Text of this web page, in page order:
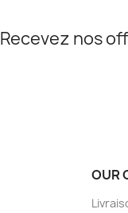
Recevez nos
OUR